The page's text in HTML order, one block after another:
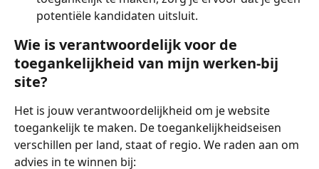
potentiële kandidaten uitsluit.
Wie is verantwoordelijk voor de
toegankelijkheid van mijn werken-bij
site?
Het is jouw verantwoordelijkheid om je website
toegankelijk te maken. De toegankelijkheidseisen
verschillen per land, staat of regio. We raden aan om
advies in te winnen bij: